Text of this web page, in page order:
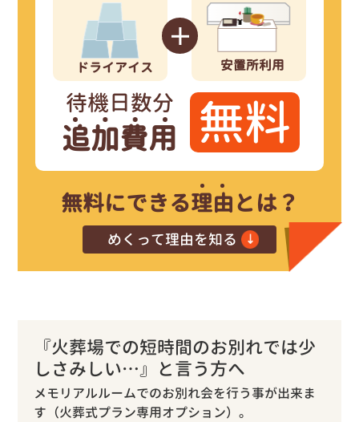
ドライアイス＆安置所利用料
無料の理由
多くの方が抱く
【葬儀の日程による追加費用の心配】
を解消する為、
安置所を自前でご用意する事と
ドライアイスを複数の問屋から
ある程度の量を仕入れる事により
仕入れ値を下げる事に成功し、
今までお世話になった地域の皆様へ
少しでも還元できるように
という当社の理念により実現。
ドライアイス 安置所利用
待機日数分
追加費用 無料
無料にできる理由とは？
めくって理由を知る
『火葬場での短時間のお別れでは少
しさみしい…』と言う方へ
メモリアルルームでのお別れ会を行う事が出来ま
す（火葬式プラン専用オプション）。